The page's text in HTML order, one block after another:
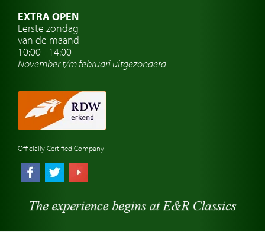
Oldtimer reizen
Oldtimerwerkplaats
Automerk horloges
Classic cars Nederland
EXTRA OPEN
Eerste zondag
van de maand
10:00 - 14:00
November t/m februariuitgezonderd
Officially Certified Company